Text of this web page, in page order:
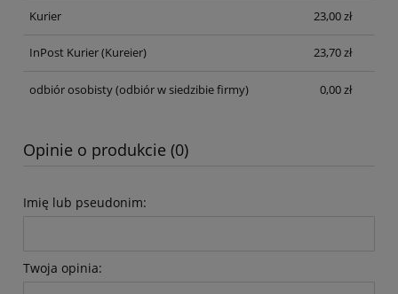
Kurier 23,00 zł
InPost Kurier(Kureier) 23,70 zł
odbiór osobisty(odbiór w siedzibie firmy) 0,00 zł
Opinie o produkcie (0)
Imię lub pseudonim:
Twoja opinia: